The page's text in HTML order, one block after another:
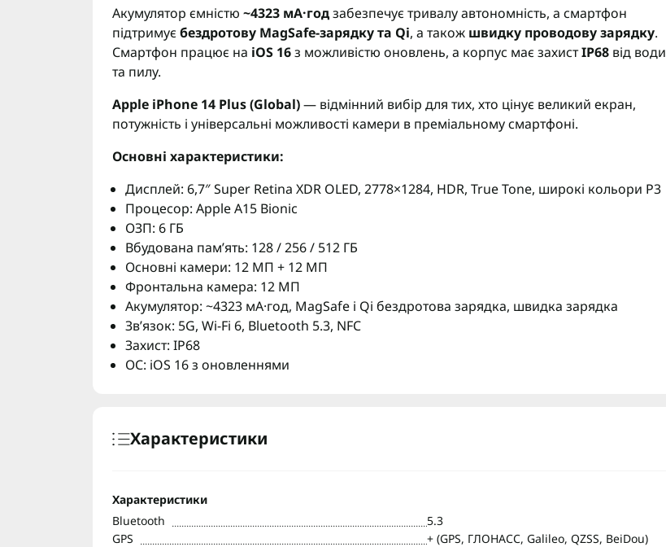
Акумулятор ємністю ~4323 мА·годзабезпечує тривалу автономність, а смартфон
підтримує бездротову MagSafe-зарядку та Qi, а також швидку проводову зарядку.
Смартфон працює на iOS 16з можливістю оновлень, а корпус має захистIP68 від води
та пилу.
Apple iPhone 14 Plus (Global)— відмінний вибір для тих, хто цінує великий екран,
потужність і універсальні можливості камери в преміальному смартфоні.
Основні характеристики:
Дисплей: 6,7″ Super Retina XDR OLED, 2778×1284, HDR, True Tone, широкі кольори P3
Процесор: Apple A15 Bionic
ОЗП: 6 ГБ
Вбудована памʼять: 128 / 256 / 512 ГБ
Основні камери: 12 МП + 12 МП
Фронтальна камера: 12 МП
Акумулятор: ~4323 мА·год, MagSafe і Qi бездротова зарядка, швидка зарядка
Звʼязок: 5G, Wi-Fi 6, Bluetooth 5.3, NFC
Захист: IP68
ОС: iOS 16 з оновленнями
Характеристики
Характеристики
Bluetooth
5.3
GPS
+ (GPS, ГЛОНАСС, Galileo, QZSS, BeiDou)